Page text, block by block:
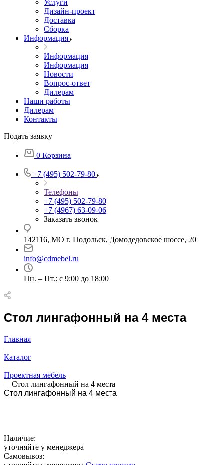
Услуги
Дизайн-проект
Доставка
Сборка
Информация
Информация
Информация
Новости
Вопрос-ответ
Дилерам
Наши работы
Дилерам
Контакты
Подать заявку
0 Корзина
+7 (495) 502-79-80
Телефоны
+7 (495) 502-79-80
+7 (4967) 63-09-06
Заказать звонок
142116, МО г. Подольск, Домодедовское шоссе, 20
info@cdmebel.ru
Пн. – Пт.: с 9:00 до 18:00
Стол лингафонный на 4 места
Главная
—
Каталог
—
Проектная мебель
—Стол лингафонный на 4 места
Стол лингафонный на 4 места
Наличие:
уточняйте у менеджера
Самовывоз: